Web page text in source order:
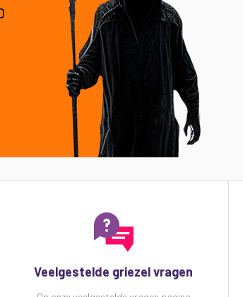
Veelgestelde griezel vragen